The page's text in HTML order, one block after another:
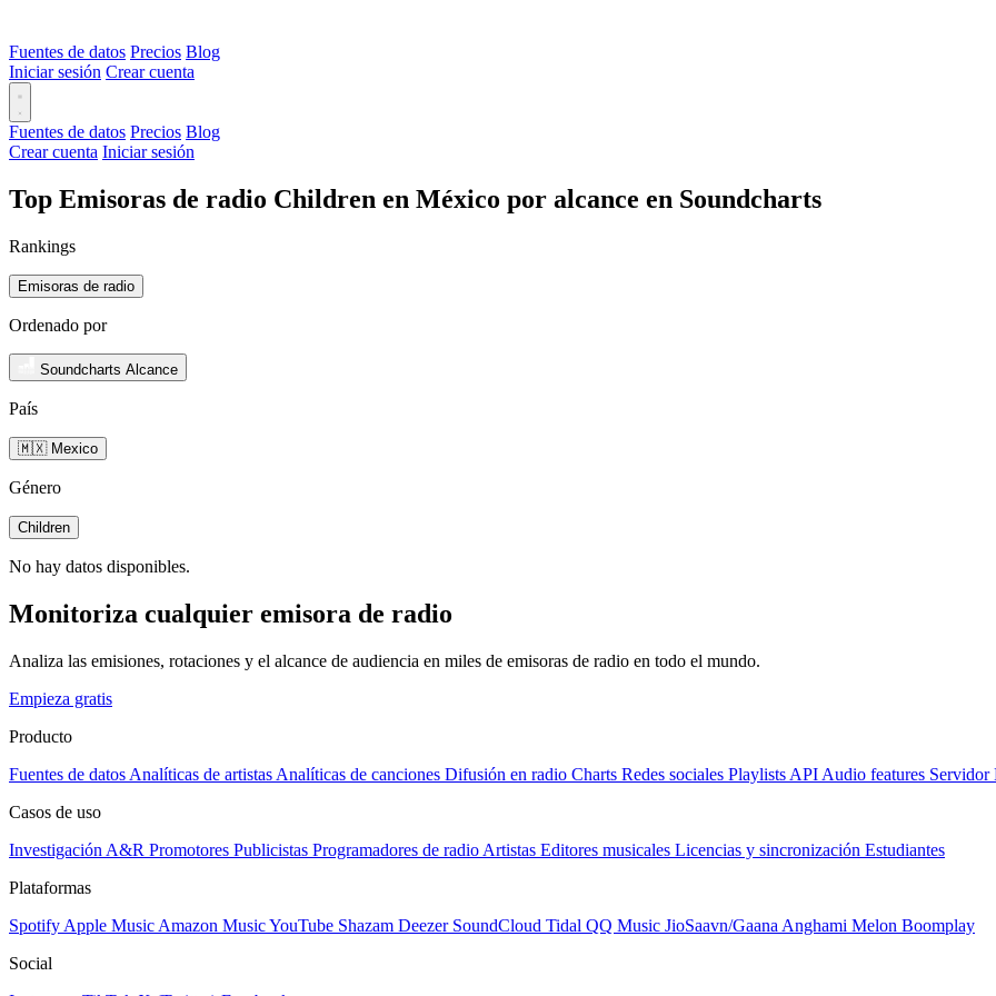
Fuentes de datos Precios Blog
Iniciar sesión Crear cuenta
Fuentes de datos Precios Blog
Crear cuenta Iniciar sesión
Top Emisoras de radio Children en México por alcance en Soundcharts
Rankings
Emisoras de radio
Ordenado por
Soundcharts Alcance
País
🇲🇽 Mexico
Género
Children
No hay datos disponibles.
Monitoriza cualquier emisora de radio
Analiza las emisiones, rotaciones y el alcance de audiencia en miles de emisoras de radio en todo el mundo.
Empieza gratis
Producto
Fuentes de datos Analíticas de artistas Analíticas de canciones Difusión en radio Charts Redes sociales Playlists API Audio features Servidor
Casos de uso
Investigación A&R Promotores Publicistas Programadores de radio Artistas Editores musicales Licencias y sincronización Estudiantes
Plataformas
Spotify Apple Music Amazon MusicYouTube Shazam Deezer SoundCloud Tidal QQ Music JioSaavn/Gaana Anghami Melon Boomplay
Social